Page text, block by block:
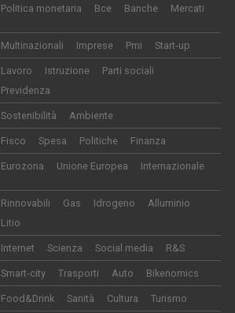
Politica monetaria Bce Banche Mercati
Multinazionali Imprese Pmi Start-up
Lavoro Istruzione
Parti sociali
Previdenza
Sostenibilità Ambiente
Fisco Spesa Politiche Finanza
Eurozona Unione Europea Internazionale
Rinnovabili Gas Idrogeno
Alluminio
Litio
Internet Scienza Social media R&S
Smart-city Trasporti Auto Bikenomics
Food&Drink Sanità Cultura Turismo